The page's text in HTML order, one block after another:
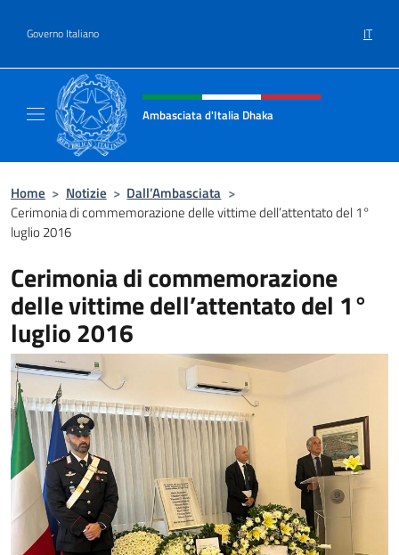
Governo Italiano IT
Intestazione sito, social e menù
Ambasciata d'Italia Dhaka
Home > Notizie > Dall’Ambasciata >
Cerimonia di commemorazione delle vittime dell’attentato del 1°
luglio 2016
Cerimonia di commemorazione
delle vittime dell’attentato del 1°
luglio 2016